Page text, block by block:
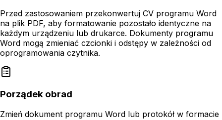
Przed zastosowaniem przekonwertuj CV programu Word
na plik PDF, aby formatowanie pozostało identyczne na
każdym urządzeniu lub drukarce. Dokumenty programu
Word mogą zmieniać czcionki i odstępy w zależności od
oprogramowania czytnika.
Porządek obrad
Zmień dokument programu Word lub protokół w formacie